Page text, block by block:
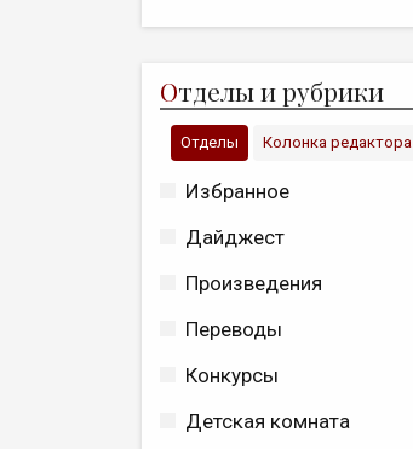
Отделы и рубрики
Отделы Колонка редактора
Избранное
Дайджест
Произведения
Переводы
Конкурсы
Детская комната